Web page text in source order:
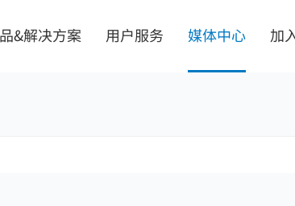
&解决方案 用户服务 媒体中心 加